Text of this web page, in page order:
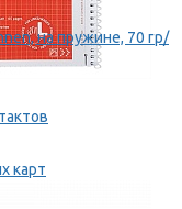
на пружине, 70 гр/
карт